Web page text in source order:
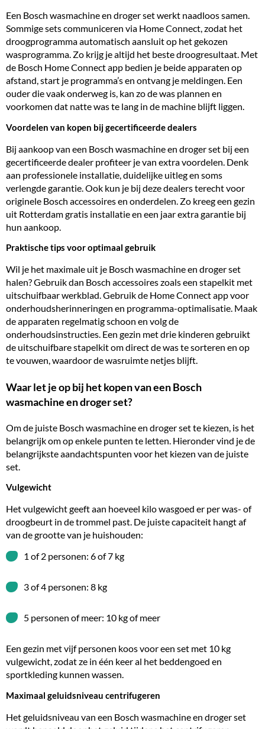
Een Bosch wasmachine en droger set werkt naadloos samen.
Sommige sets communiceren via Home Connect, zodat het
droogprogramma automatisch aansluit op het gekozen
wasprogramma. Zo krijg je altijd het beste droogresultaat. Met
de Bosch Home Connect app bedien je beide apparaten op
afstand, start je programma’s en ontvang je meldingen. Een
ouder die vaak onderweg is, kan zo de was plannen en
voorkomen dat natte was te lang in de machine blijft liggen.
Voordelen van kopen bij gecertificeerde dealers
Bij aankoop van een Bosch wasmachine en droger set bij een
gecertificeerde dealer profiteer je van extra voordelen. Denk
aan professionele installatie, duidelijke uitleg en soms
verlengde garantie. Ook kun je bij deze dealers terecht voor
originele Bosch accessoires en onderdelen. Zo kreeg een gezin
uit Rotterdam gratis installatie en een jaar extra garantie bij
hun aankoop.
Praktische tips voor optimaal gebruik
Wil je het maximale uit je Bosch wasmachine en droger set
halen? Gebruik dan Bosch accessoires zoals een stapelkit met
uitschuifbaar werkblad. Gebruik de Home Connect app voor
onderhoudsherinneringen en programma-optimalisatie. Maak
de apparaten regelmatig schoon en volg de
onderhoudsinstructies. Een gezin met drie kinderen gebruikt
de uitschuifbare stapelkit om direct de was te sorteren en op
te vouwen, waardoor de wasruimte netjes blijft.
Waar let je op bij het kopen van een Bosch
wasmachine en droger set?
Om de juiste Bosch wasmachine en droger set te kiezen, is het
belangrijk om op enkele punten te letten. Hieronder vind je de
belangrijkste aandachtspunten voor het kiezen van de juiste
set.
Vulgewicht
Het vulgewicht geeft aan hoeveel kilo wasgoed er per was- of
droogbeurt in de trommel past. De juiste capaciteit hangt af
van de grootte van je huishouden:
1 of 2 personen: 6 of 7 kg
3 of 4 personen: 8 kg
5 personen of meer: 10 kg of meer
Een gezin met vijf personen koos voor een set met 10 kg
vulgewicht, zodat ze in één keer al het beddengoed en
sportkleding kunnen wassen.
Maximaal geluidsniveau centrifugeren
Het geluidsniveau van een Bosch wasmachine en droger set